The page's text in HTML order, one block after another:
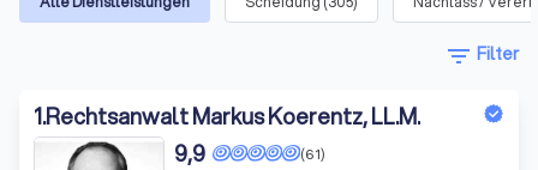
filter_list Filter
1.Rechtsanwalt Markus Koerentz, LL.M.
(61)
9,9